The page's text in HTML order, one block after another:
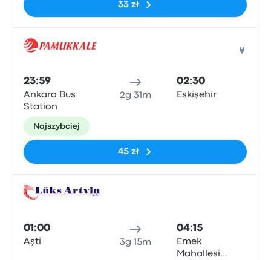
33 zł
23:59
Ankara Bus
Station
2g 31m
02:30
Eskişehir
Najszybciej
45 zł
01:00
Aşti 3g 15m
04:15
Emek
Mahallesi